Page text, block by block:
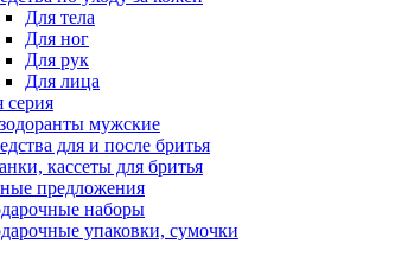
Для тела
Для ног
Для рук
Для лица
мужские
для и после бритья
кассеты для бритья
предложения
наборы
упаковки, сумочки